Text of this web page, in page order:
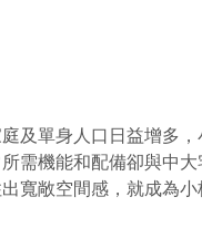
及單身人口日益增多
需機能和配備卻與中
寬敞空間感，就成為